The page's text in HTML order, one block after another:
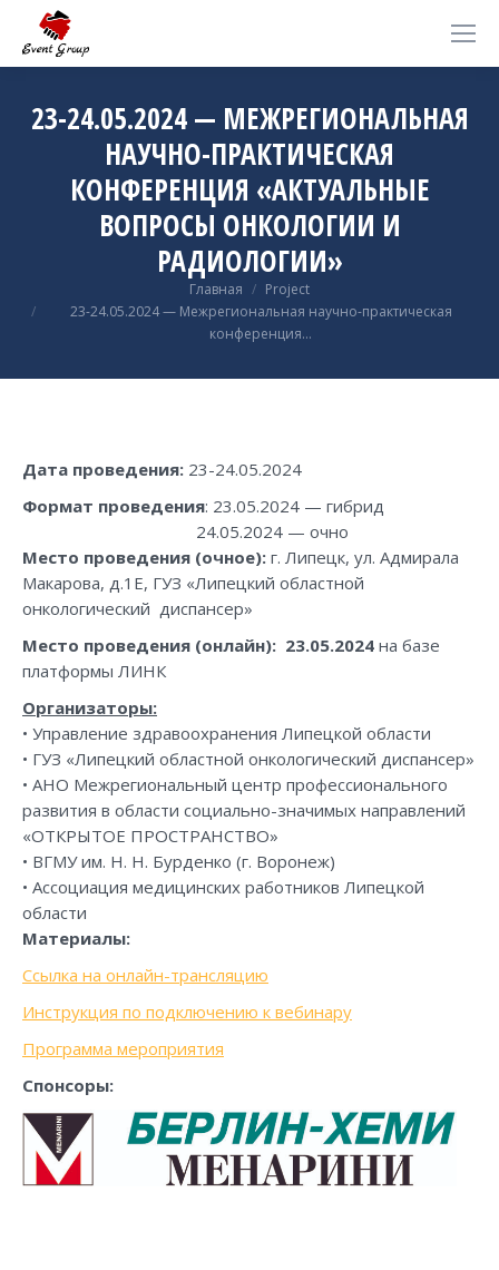
23-24.05.2024 — МЕЖРЕГИОНАЛЬНАЯ
НАУЧНО-ПРАКТИЧЕСКАЯ
КОНФЕРЕНЦИЯ «АКТУАЛЬНЫЕ
ВОПРОСЫ ОНКОЛОГИИ И
РАДИОЛОГИИ»
Главная
Project
23-24.05.2024 — Межрегиональная научно-практическая
конференция…
Дата проведения: 23-24.05.2024
Формат проведения: 23.05.2024 — гибрид
24.05.2024 — очно
Место проведения (очное): г. Липецк, ул. Адмирала
Макарова, д.1Е, ГУЗ «Липецкий областной
онкологический диспансер»
Место проведения (онлайн): 23.05.2024 на базе
платформы ЛИНК
Организаторы:
• Управление здравоохранения Липецкой области
• ГУЗ «Липецкий областной онкологический диспансер»
• АНО Межрегиональный центр профессионального
развития в области социально-значимых направлений
«ОТКРЫТОЕ ПРОСТРАНСТВО»
• ВГМУ им. Н. Н. Бурденко (г. Воронеж)
• Ассоциация медицинских работников Липецкой
области
Материалы:
Ссылка на онлайн-трансляцию
Инструкция по подключению к вебинару
Программа мероприятия
Спонсоры: